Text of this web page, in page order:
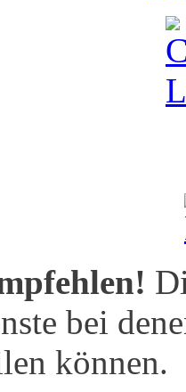
bei
können.